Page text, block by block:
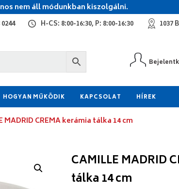
nem áll módunkban kiszolgálni.
H-CS: 8:00-16:30, P: 8:00-16:30 1037
HOGYAN MŰKÖDIK KAPCSOLAT HÍREK
MADRID CREMA kerámia tálka 14 cm
CAMILLE MADRID
tálka 14 cm